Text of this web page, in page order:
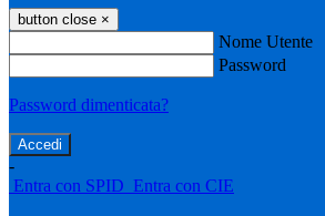
button close ×
Nome Utente
Password
Password dimenticata?
-
Entra con SPID Entra con CIE